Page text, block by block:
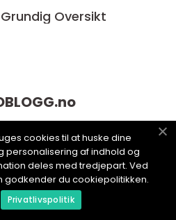
Oversikt
no
cookies til at huske dine
personalisering af indhold og
deles med tredjepart. Ved
godkender du cookiepolitikken.
Privatlivspolitik